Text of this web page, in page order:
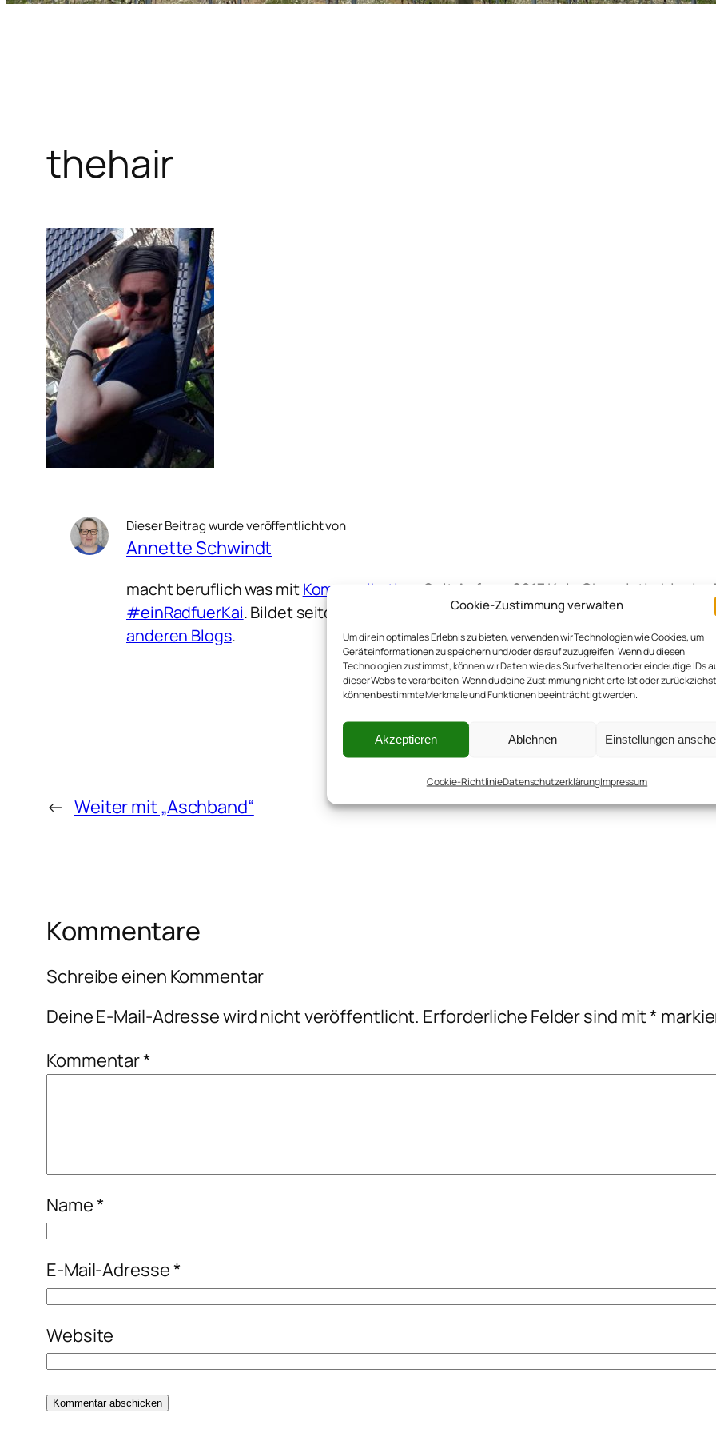
Cookie-Zustimmung verwalten
Um dir ein optimales Erlebnis zu bieten, verwenden wir Technologien wie Cookies, um
Geräteinformationen zu speichern und/oder darauf zuzugreifen. Wenn du diesen
Technologien zustimmst, können wir Daten wie das Surfverhalten oder eindeutige IDs
dieser Website verarbeiten. Wenn du deine Zustimmung nicht erteilst oder
können bestimmte Merkmale und Funktionen beeinträchtigt werden.
Akzeptieren Ablehnen Einstellungen
Cookie-RichtlinieDatenschutzerklärungImpressum
thehair
Dieser Beitrag wurde veröffentlicht von
Annette Schwindt
macht beruflich was mitKommunikation
. Seit Anfang 2017 Kais Chronistin hier
#einRadfuerKai. Bildet seitdem mit Kai und ihrem Mann Thomas
anderen Blogs.
← Weiter mit „Aschband“
Kommentare
Schreibe einen Kommentar
Deine E-Mail-Adresse wird nicht veröffentlicht. Erforderliche Felder sind mit*
Kommentar*
Name*
E-Mail-Adresse*
Website